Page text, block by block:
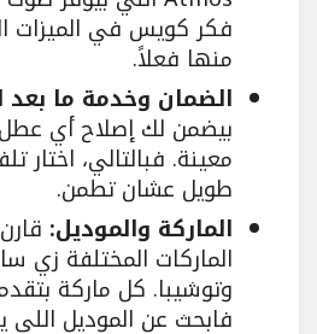
فكر كويس في الميزات
منها فعلاً.
الضمان وخدمة ما بعد
بيضمن لك إصلاح أي عطل
معينة. فبالتالي، اختار
طويل عشان تطمن.
الماركة والموديل:
الماركات المختلفة زي
وتوشيبا. كل ماركة
فابحث عن الموديل اللي